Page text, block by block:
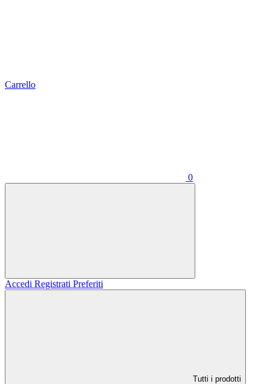
Carrello
0
Accedi Registrati Preferiti
Tutti i prodotti